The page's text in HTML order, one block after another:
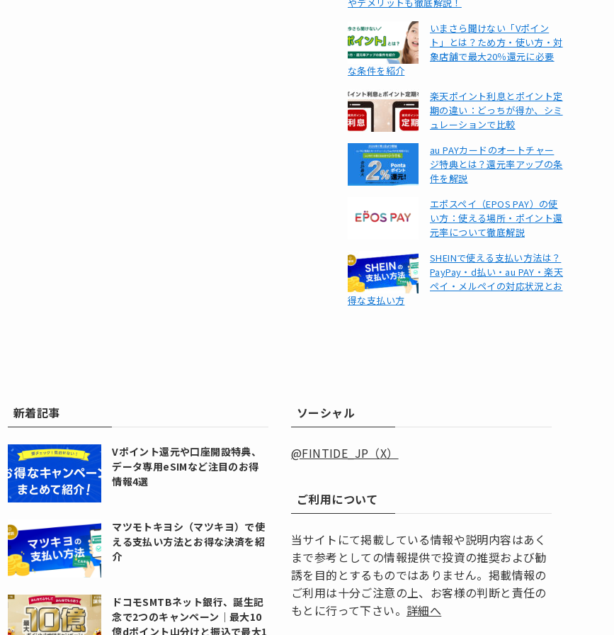
いまさら聞けない「Vポイン
ト」とは？ため方・使い方・対
象店舗で最大20％還元に必要
な条件を紹介
楽天ポイント利息とポイント定
期の違い：どっちが得か、シミ
ュレーションで比較
au PAYカードのオートチャー
ジ特典とは？還元率アップの条
件を解説
エポスペイ（EPOS PAY）の使
い方：使える場所・ポイント還
元率について徹底解説
SHEINで使える支払い方法は？
PayPay・d払い・au PAY・楽天
ペイ・メルペイの対応状況とお
得な支払い方
新着記事
Vポイント還元や口座開設特典、
データ専用eSIMなど注目のお得
情報4選
マツモトキヨシ（マツキヨ）で使
える支払い方法とお得な決済を紹
介
ドコモSMTBネット銀行、誕生記
念で2つのキャンペーン｜最大10
億dポイント山分けと振込で最大1
ソーシャル
@FINTIDE_JP（X）
ご利用について
当サイトにて掲載している情報や説明内容はあく
まで参考としての情報提供で投資の推奨および勧
誘を目的とするものではありません。掲載情報の
ご利用は十分ご注意の上、お客様の判断と責任の
もとに行って下さい。 詳細へ